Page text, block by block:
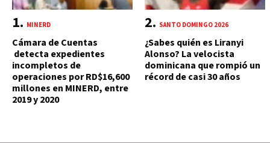
MINERD
Cámara de Cuentas
detecta expedientes
incompletos de
operaciones por RD$16,600
millones en MINERD, entre
2019 y 2020
SANTO DOMINGO 2026
¿Sabes quién es Liranyi
Alonso? La velocista
dominicana que rompió un
récord de casi 30 años